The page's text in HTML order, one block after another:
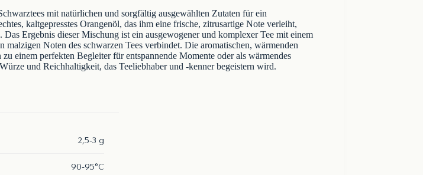
mit natürlichen und sorgfältig ausgewählten Zutaten für ein
kaltgepresstes Orangenöl, das ihm eine frische, zitrusartige Note verleiht,
Ergebnis dieser Mischung ist ein ausgewogener und komplexer Tee mit einem
Noten des schwarzen Tees verbindet. Die aromatischen, wärmenden
einem perfekten Begleiter für entspannende Momente oder als wärmendes
und Reichhaltigkeit, das Teeliebhaber und -kenner begeistern wird.
2,5-3 g
90-95°C